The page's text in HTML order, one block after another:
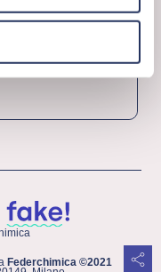
e innovazione
Federchimica ©2021